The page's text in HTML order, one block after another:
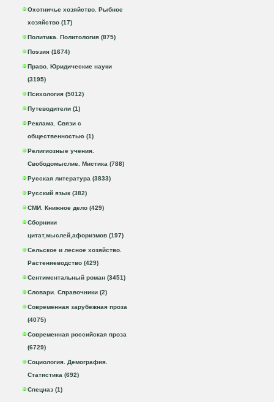
Охотничье хозяйство. Рыбное
хозяйство (17)
Политика. Политология (875)
Поэзия (1674)
Право. Юридические науки
(3195)
Психология (5012)
Путеводители (1)
Реклама. Связи с
общественностью (1)
Религиозные учения.
Свободомыслие. Мистика (788)
Русская литература (3833)
Русский язык (382)
СМИ. Книжное дело (429)
Сборники
цитат,мыслей,афоризмов (197)
Сельское и лесное хозяйство.
Растениеводство (429)
Сентиментальный роман (3451)
Словари. Справочники (2)
Современная зарубежная проза
(4075)
Современная российская проза
(6729)
Социология. Демография.
Статистика (692)
Спецназ (1)